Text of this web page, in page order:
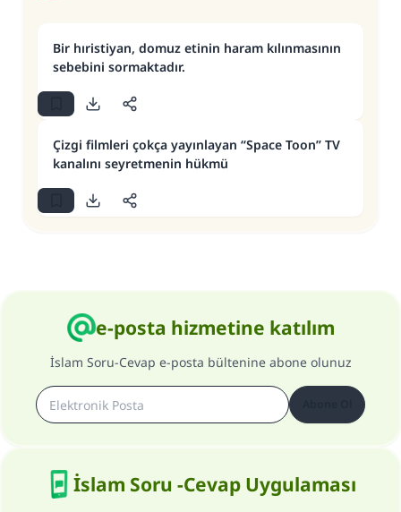
Bir hıristiyan, domuz etinin haram kılınmasının
sebebini sormaktadır.
Çizgi filmleri çokça yayınlayan “Space Toon” TV
kanalını seyretmenin hükmü
e-posta hizmetine katılım
İslam Soru-Cevap e-posta bültenine abone olunuz
İslam Soru -Cevap Uygulaması